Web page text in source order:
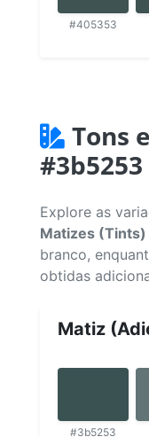
#405353
Tons
#3b5253
Explore as
Matizes (Tints)
branco,
obtidas
Matiz
#3b5253